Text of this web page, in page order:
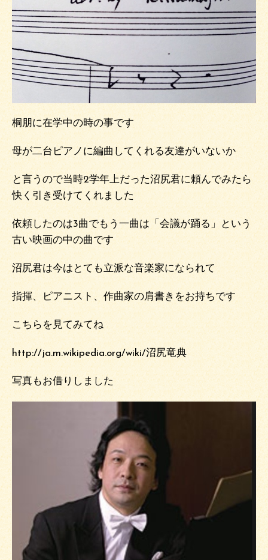
桐朋に在学中の時の事です
母が二台ピアノに編曲してくれる友達がいないか
と言うので当時2学年上だった沼尻君に頼んでみたら
快く引き受けてくれました
依頼したのは3曲でもう一曲は「会議が踊る」という
古い映画の中の曲です
沼尻君は今はとても立派な音楽家になられて
指揮、ピアニスト、作曲家の肩書きをお持ちです
こちらを見てみてね
http://ja.m.wikipedia.org/wiki/沼尻竜典
写真もお借りしました